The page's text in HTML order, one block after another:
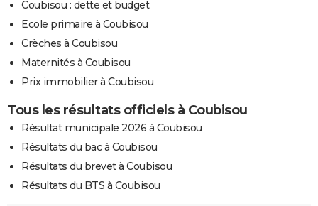
Coubisou : dette et budget
Ecole primaire à Coubisou
Crèches à Coubisou
Maternités à Coubisou
Prix immobilier à Coubisou
Tous les résultats officiels à Coubisou
Résultat municipale 2026 à Coubisou
Résultats du bac à Coubisou
Résultats du brevet à Coubisou
Résultats du BTS à Coubisou